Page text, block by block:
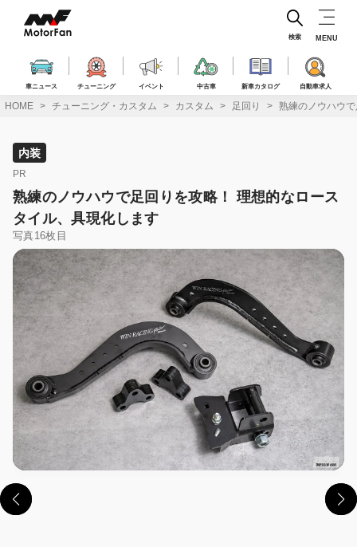
ス
車ニュース チューニング イベント 中古車 新車カタログ 自動車求人
検索 MENU
HOME チューニング・カスタム カスタム 足回り 熟練のノウハウ
内装
PR
熟練のノウハウで足回りを攻略！ 理想的なロース
タイル、具現化します
写真16枚目